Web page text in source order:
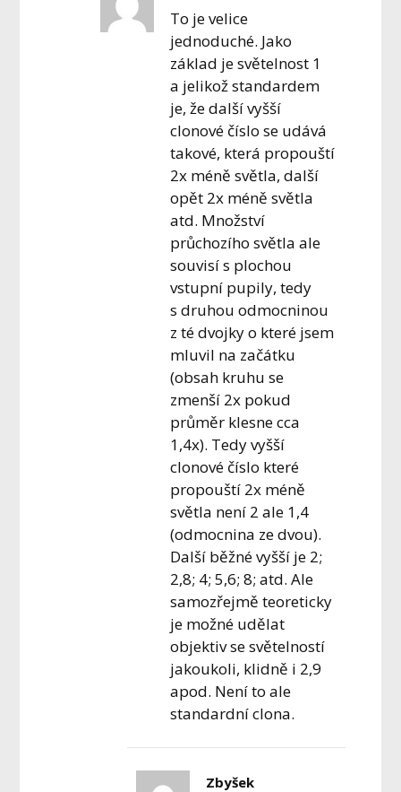
To je velice
jednoduché. Jako
základ je světelnost 1
a jelikož standardem
je, že další vyšší
clonové číslo se udává
takové, která propouští
2x méně světla, další
opět 2x méně světla
atd. Množství
průchozího světla ale
souvisí s plochou
vstupní pupily, tedy
s druhou odmocninou
z té dvojky o které jsem
mluvil na začátku
(obsah kruhu se
zmenší 2x pokud
průměr klesne cca
1,4x). Tedy vyšší
clonové číslo které
propouští 2x méně
světla není 2 ale 1,4
(odmocnina ze dvou).
Další běžné vyšší je 2;
2,8; 4; 5,6; 8; atd. Ale
samozřejmě teoreticky
je možné udělat
objektiv se světelností
jakoukoli, klidně i 2,9
apod. Není to ale
standardní clona.
Zbyšek